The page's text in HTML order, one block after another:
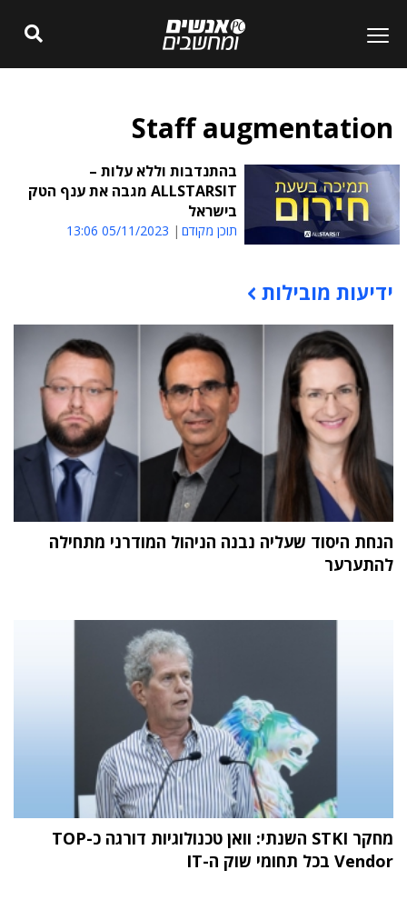
Staff augmentation
בהתנדבות וללא עלות –
ALLSTARSIT מגבה את ענף הטק
בישראל
תוכן מקודם 05/11/2023 13:06
תוכן פרסומי
ידיעות מובילות
הנחת היסוד שעליה נבנה הניהול המודרני מתחילה
להתערער
מחקר STKI השנתי: וואן טכנולוגיות דורגה כ-TOP
Vendor בכל תחומי שוק ה-IT